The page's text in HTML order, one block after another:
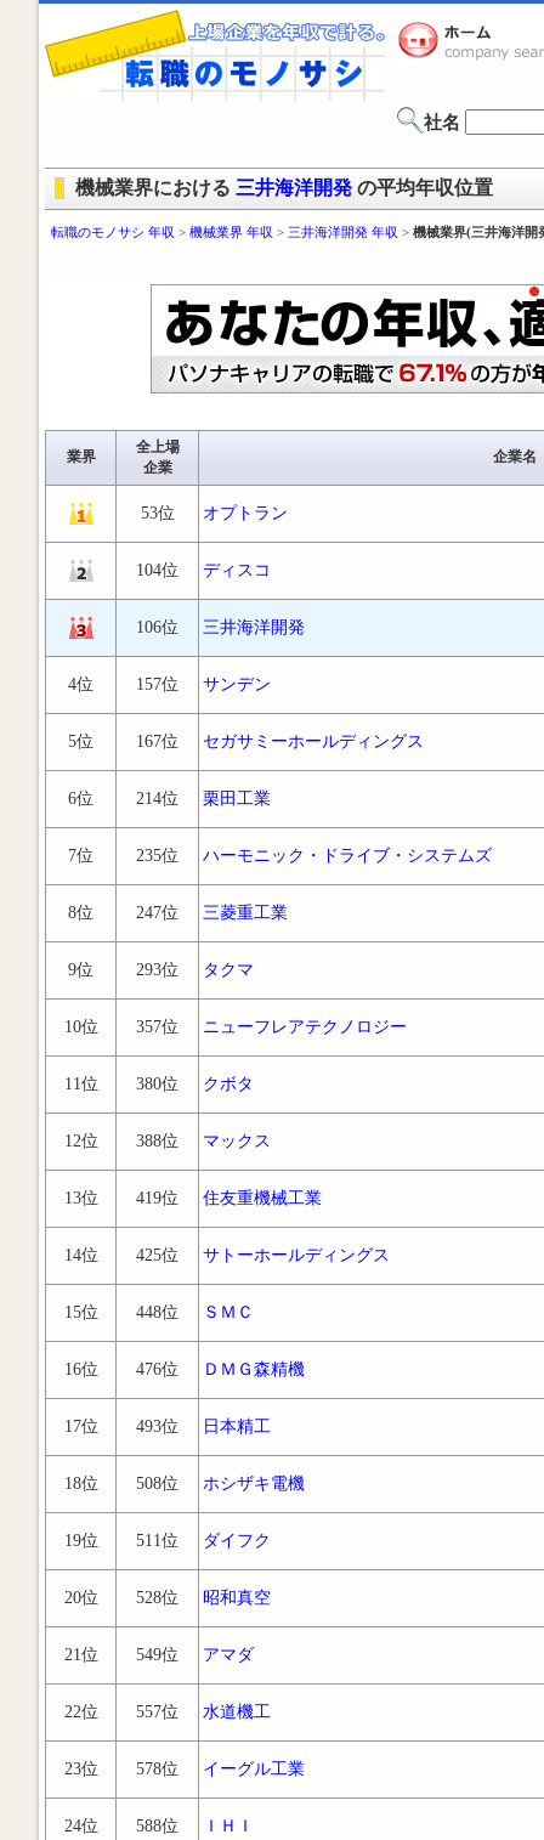
社名
機械業界における 三井海洋開発 の平均年収位置
転職のモノサシ 年収 > 機械業界 年収 > 三井海洋開発 年収 > 機械業界(三井海洋開
業界
全上場
企業
企業名
53位 オプトラン
104位 ディスコ
106位 三井海洋開発
4位 157位 サンデン
5位 167位 セガサミーホールディングス
6位 214位 栗田工業
7位 235位 ハーモニック・ドライブ・システムズ
8位 247位 三菱重工業
9位 293位 タクマ
10位 357位 ニューフレアテクノロジー
11位 380位 クボタ
12位 388位 マックス
13位 419位 住友重機械工業
14位 425位 サトーホールディングス
15位 448位 ＳＭＣ
16位 476位 ＤＭＧ森精機
17位 493位 日本精工
18位 508位 ホシザキ電機
19位 511位 ダイフク
20位 528位 昭和真空
21位 549位 アマダ
22位 557位 水道機工
23位 578位 イーグル工業
24位 588位 ＩＨＩ